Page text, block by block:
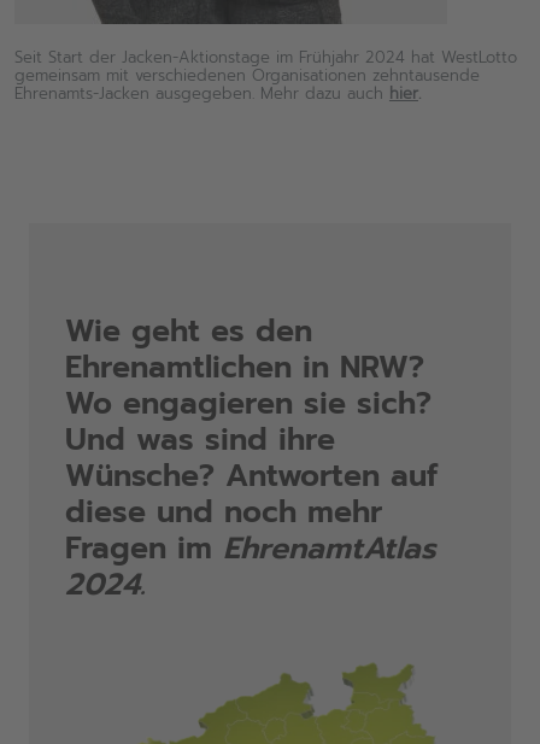
Seit Start der Jacken-Aktionstage im Frühjahr 2024 hat WestLotto
gemeinsam mit verschiedenen Organisationen zehntausende
Ehrenamts-Jacken ausgegeben. Mehr dazu auch hier.
Wie geht es den
Ehrenamtlichen in NRW?
Wo engagieren sie sich?
Und was sind ihre
Wünsche? Antworten auf
diese und noch mehr
Fragen im EhrenamtAtlas
2024.